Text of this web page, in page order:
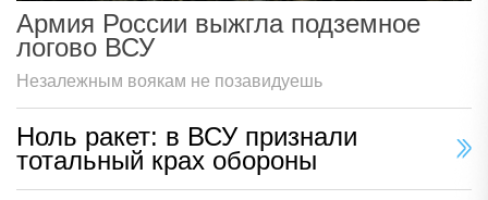
Армия России выжгла подземное
логово ВСУ
Незалежным воякам не позавидуешь
Ноль ракет: в ВСУ признали
тотальный крах обороны